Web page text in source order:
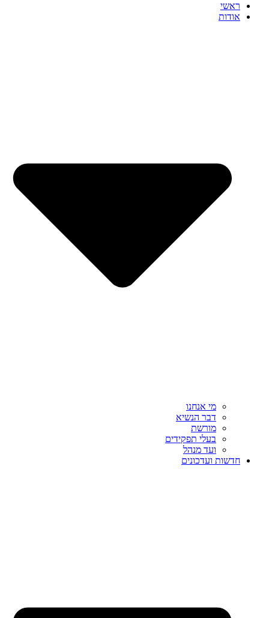
ראשי
אודות
מי אנחנו
דבר הנשיא
מורשת
בעלי תפקידים
ועד מנהל
חדשות ועדכונים